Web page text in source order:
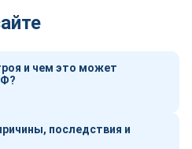
и чем это может
последствия и